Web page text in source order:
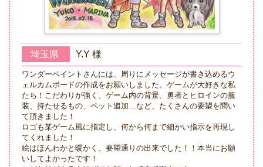
埼玉県 Y.Y 様
ワンダーペイントさんには、周りにメッセージが書き込めるウ
ェルカムボードの作成をお願いしました。ゲームが大好きな私
たち！こだわりが強く、ゲーム内の背景、勇者とヒロインの服
装、持たせるもの、ペット追加…など、たくさんの要望を聞い
て頂きました！
ロゴも某ゲーム風に指定し、何から何まで細かい指示を再現し
てくれました！
絵はほんわかと暖かく、要望通りの出来でした！！本当にお願
いしてよかったです！